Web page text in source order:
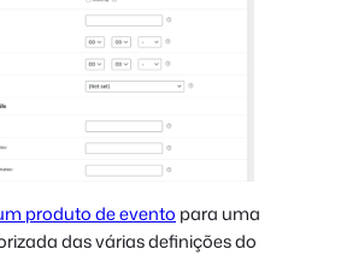
produto de evento para uma
das várias definições do